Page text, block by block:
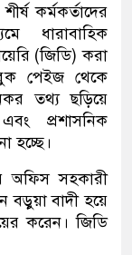
কর্মকর্তাদের
ধারাবাহিক
(জিডি) করা
পেইজ থেকে
তথ্য ছড়িয়ে
প্রশাসনিক
হচ্ছে।
অফিস সহকারী
বড়ুয়া বাদী হয়ে
করেন। জিডি